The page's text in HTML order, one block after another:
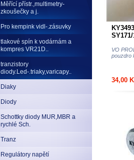
Měřící přístr.,multimetry-
zkoušečky a j.
Pro kempink vidl-.zásuvky
tlakové spín k vodárnám a
kompres VR21D..
tranzistory
diody.Led-.triaky,varicapy..
Diaky
Diody
Schottky diody MUR,MBR a
rychlé Sch.
Tranz
Regulátory napětí
VO
pouzdro
34,00